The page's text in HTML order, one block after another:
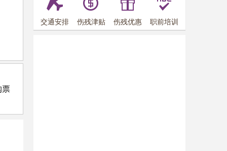
票
交通安排 伤残津贴 伤残优惠 职前培训